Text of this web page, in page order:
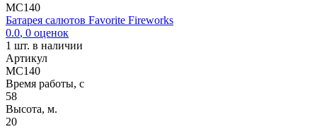
MC140
Батарея салютов Favorite Fireworks
0.0, 0 оценок
1 шт. в наличии
Артикул
MC140
Время работы, с
58
Высота, м.
20